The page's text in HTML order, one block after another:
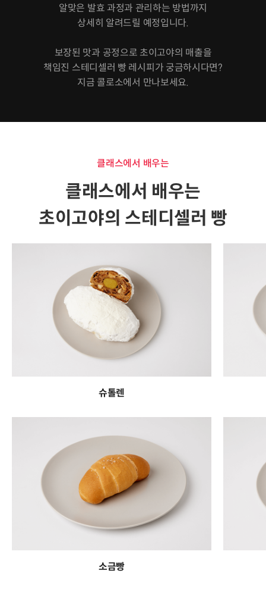
알맞은 발효 과정과 관리하는 방법까지
상세히 알려드릴 예정입니다.
보장된 맛과 공정으로 초이고야의 매출을
책임진 스테디셀러 빵 레시피가 궁금하시다면?
지금 콜로소에서 만나보세요.
클래스에서 배우는
클래스에서 배우는
초이고야의 스테디셀러 빵
슈톨렌
소금빵